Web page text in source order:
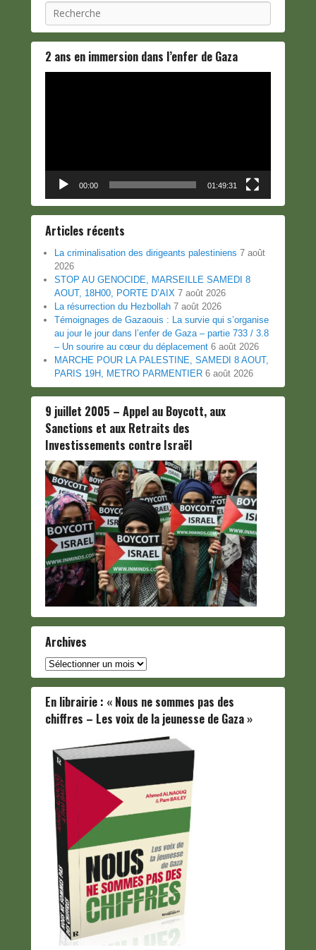
Recherche
2 ans en immersion dans l’enfer de Gaza
00:00 01:49:31
Articles récents
La criminalisation des dirigeants palestiniens 7 août
2026
STOP AU GENOCIDE, MARSEILLE SAMEDI 8
AOUT, 18H00, PORTE D’AIX 7 août 2026
La résurrection du Hezbollah 7 août 2026
Témoignages de Gazaouis : La survie qui s’organise
au jour le jour dans l’enfer de Gaza – partie 733 / 3.8
– Un sourire au cœur du déplacement 6 août 2026
MARCHE POUR LA PALESTINE, SAMEDI 8 AOUT,
PARIS 19H, METRO PARMENTIER 6 août 2026
9 juillet 2005 – Appel au Boycott, aux
Sanctions et aux Retraits des
Investissements contre Israël
Archives
Archives
En librairie : « Nous ne sommes pas des
chiffres – Les voix de la jeunesse de Gaza »